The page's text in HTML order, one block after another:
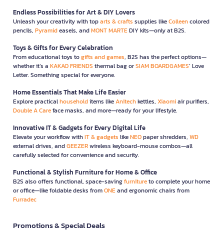
Endless Possibilities for Art & DIY Lovers
Unleash your creativity with toparts & crafts supplies likeColleencolored
pencils, Pyramideasels, andMONT MARTEDIY kits—only at B2S.
Toys & Gifts for Every Celebration
From educational toys togifts and games, B2S has the perfect options—
whether it’s a KAKAO FRIENDS thermal bag orSIAM BOARDGAMES’ Love
Letter. Something special for everyone.
Home Essentials That Make Life Easier
Explore practicalhouseholditems likeAnitechkettles, Xiaomiair purifiers,
Double A Careface masks, and more—ready for your lifestyle.
Innovative IT & Gadgets for Every Digital Life
Elevate your workflow withIT & gadgets likeNEOpaper shredders, WD
external drives, andGEEZERwireless keyboard-mouse combos—all
carefully selected for convenience and security.
Functional & Stylish Furniture for Home & Office
B2S also offers functional, space-savingfurnitureto complete your home
or office—like foldable desks fromONEand ergonomic chairs from
Furradec
Promotions & Special Deals